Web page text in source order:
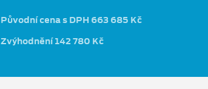
Původní cena s DPH 663 685 Kč
Zvýhodnění 142 780 Kč